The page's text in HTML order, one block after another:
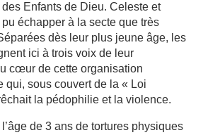
Enfants de Dieu. Celeste et
pu échapper à la secte que très
dès leur plus jeune âge, les
ici à trois voix de leur
cœur de cette organisation
qui, sous couvert de la « Loi
la pédophilie et la violence.
de 3 ans de tortures physiques